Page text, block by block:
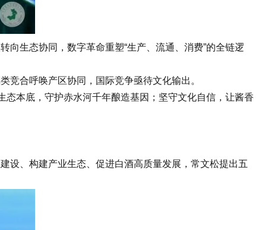
生态协同，数字革命重塑“生产、流通、消费”的全链逻
合呼唤产区协同，国际竞争亟待文化输出。
本底，守护赤水河千年酿造基因；坚守文化自信，让酱香
设、构建产业生态、促进白酒高质量发展，常文松提出五